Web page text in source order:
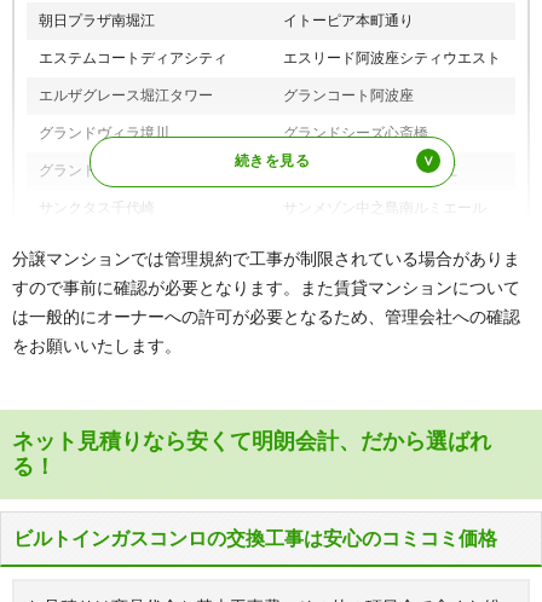
朝日プラザ南堀江 イトーピア本町通り
エステムコートディアシティ エスリード阿波座シティウエスト
エルザグレース堀江タワー グランコート阿波座
グランドヴィラ境川 グランドシーズ心斎橋
グランドメゾン西長堀 クリスタルグランツ北堀江
サンクタス千代崎 サンメゾン中之島南ルミエール
ディークラディア四ツ橋 土佐堀ビューハイツ
西区新町アーバンコンフォート 西道頓堀コーポ
西長堀パークホームズ
ブラームス靱公園 プルミエール南堀江
南堀江パークホームズ
ライオンズマンション大阪スカイ
タワー
分譲マンションでは管理規約で工事が制限されている場合がありま
すので事前に確認が必要となります。また賃貸マンションについて
は一般的にオーナーへの許可が必要となるため、管理会社への確認
をお願いいたします。
ネット見積りなら安くて明朗会計、だから選ばれ
る！
ビルトインガスコンロの交換工事は安心のコミコミ価格